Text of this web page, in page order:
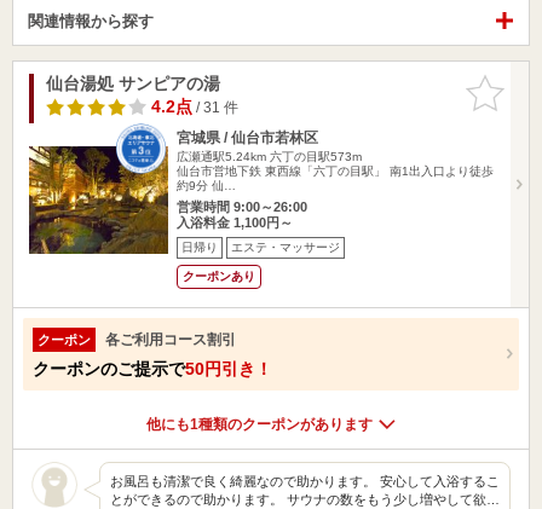
関連情報から探す
お気に入
りに追加
仙台湯処 サンピアの湯
4.2点/ 31 件
宮城県 / 仙台市若林区
広瀬通駅5.24km 六丁の目駅573m
仙台市営地下鉄 東西線「六丁の目駅」 南1出入口より徒歩
約9分 仙…
営業時間 9:00～26:00
入浴料金 1,100円～
日帰り エステ・マッサージ
クーポンあり
クーポン 各ご利用コース割引
クーポンのご提示で50円引き！
他にも1種類のクーポンがあります
お風呂も清潔で良く綺麗なので助かります。 安心して入浴するこ
とができるので助かります。 サウナの数をもう少し増やして欲…